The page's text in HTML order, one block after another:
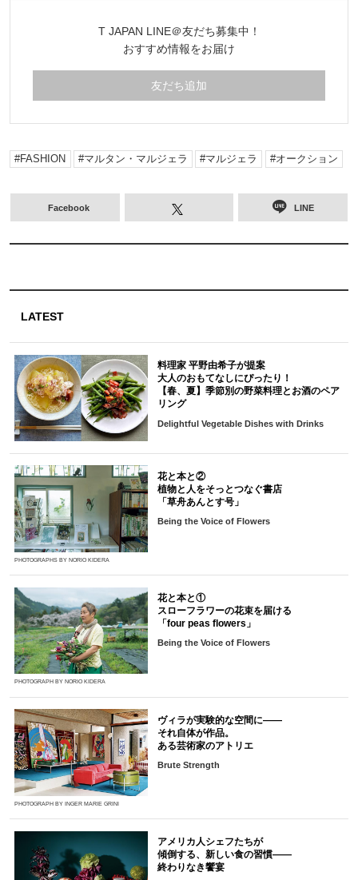
T JAPAN LINE＠友だち募集中！
おすすめ情報をお届け
友だち追加
FASHION マルタン・マルジェラ マルジェラ オークション
Facebook LINE
LATEST
料理家 平野由希子が提案
大人のおもてなしにぴったり！
【春、夏】季節別の野菜料理とお酒のペア
リング
Delightful Vegetable Dishes with Drinks
PHOTOGRAPHS BY NORIO KIDERA
花と本と②
植物と人をそっとつなぐ書店
「草舟あんとす号」
Being the Voice of Flowers
PHOTOGRAPH BY NORIO KIDERA
花と本と①
スローフラワーの花束を届ける
「four peas flowers」
Being the Voice of Flowers
PHOTOGRAPH BY INGER MARIE GRINI
ヴィラが実験的な空間に――
それ自体が作品。
ある芸術家のアトリエ
Brute Strength
アメリカ人シェフたちが
傾倒する、新しい食の習慣――
終わりなき饗宴